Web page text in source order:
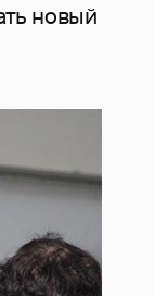
новый